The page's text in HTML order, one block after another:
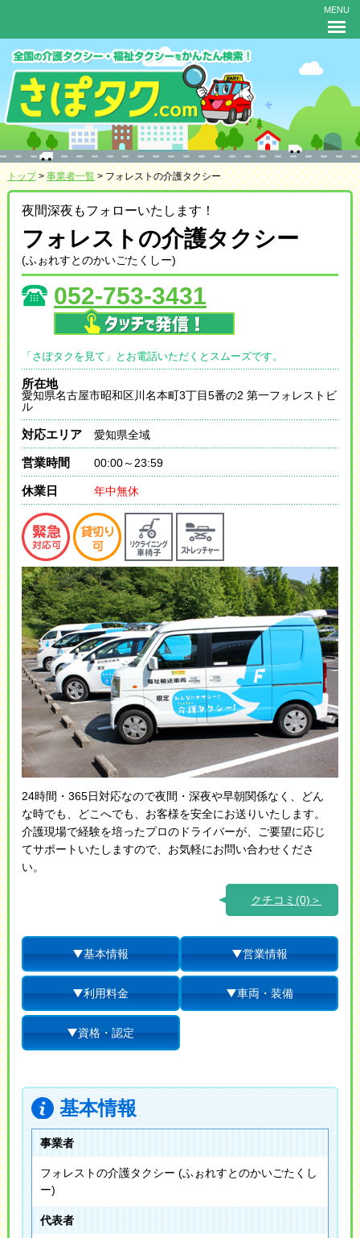
MENU
トップ>事業者一覧> フォレストの介護タクシー
夜間深夜もフォローいたします！
フォレストの介護タクシー
(ふぉれすとのかいごたくしー)
052-753-3431
「さぽタクを見て」とお電話いただくとスムーズです。
所在地
愛知県名古屋市昭和区川名本町3丁目5番の2 第一フォレストビ
ル
対応エリア 愛知県全域
営業時間 00:00～23:59
休業日 年中無休
24時間・365日対応なので夜間・深夜や早朝関係なく、どん
な時でも、どこへでも、お客様を安全にお送りいたします。
介護現場で経験を培ったプロのドライバーが、ご要望に応じ
てサポートいたしますので、お気軽にお問い合わせくださ
い。
クチコミ(0)＞
基本情報 営業情報
利用料金 車両・装備
資格・認定
基本情報
事業者
フォレストの介護タクシー (ふぉれすとのかいごたくし
ー)
代表者